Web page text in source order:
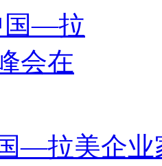
—拉美企业